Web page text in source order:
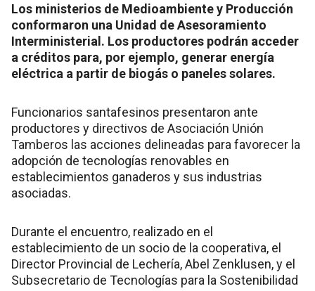
Los ministerios de Medioambiente y Producción
conformaron una Unidad de Asesoramiento
Interministerial. Los productores podrán acceder
a créditos para, por ejemplo, generar energía
eléctrica a partir de biogás o paneles solares.
Funcionarios santafesinos presentaron ante
productores y directivos de Asociación Unión
Tamberos las acciones delineadas para favorecer la
adopción de tecnologías renovables en
establecimientos ganaderos y sus industrias
asociadas.
Durante el encuentro, realizado en el
establecimiento de un socio de la cooperativa, el
Director Provincial de Lechería, Abel Zenklusen, y el
Subsecretario de Tecnologías para la Sostenibilidad